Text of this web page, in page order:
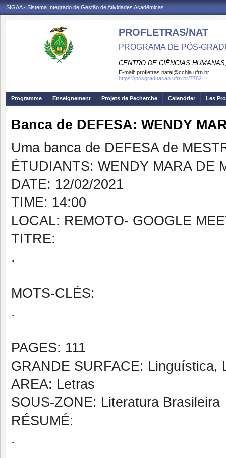
SIGAA - Sistema Integrado de Gestão de Atividades Acadêmicas
PROFLETRAS/NAT
PROGRAMA DE PÓS-
CENTRO DE CIÊNCIAS
E-mail: profletras.natal@cchla.ufrn.br
https://posgraduacao.ufrn.br/7762
Programme Enseignement Projets de Pecherche Calendrier Les
Banca de DEFESA: WENDY
Uma banca de DEFESA de
ÉTUDIANTS: WENDY MARA DE
DATE: 12/02/2021
TIME: 14:00
LOCAL: REMOTO- GOOGLE
TITRE:
.
MOTS-CLÉS:
.
PAGES: 111
GRANDE SURFACE: Linguística,
AREA: Letras
SOUS-ZONE: Literatura Brasileira
RÉSUMÉ:
.